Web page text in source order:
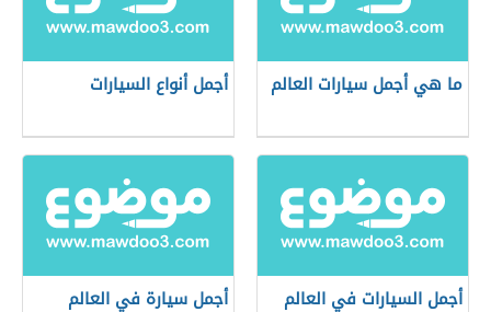
ما هي أجمل سيارات العالم أجمل أنواع السيارات
أجمل السيارات في العالم أجمل سيارة في العالم